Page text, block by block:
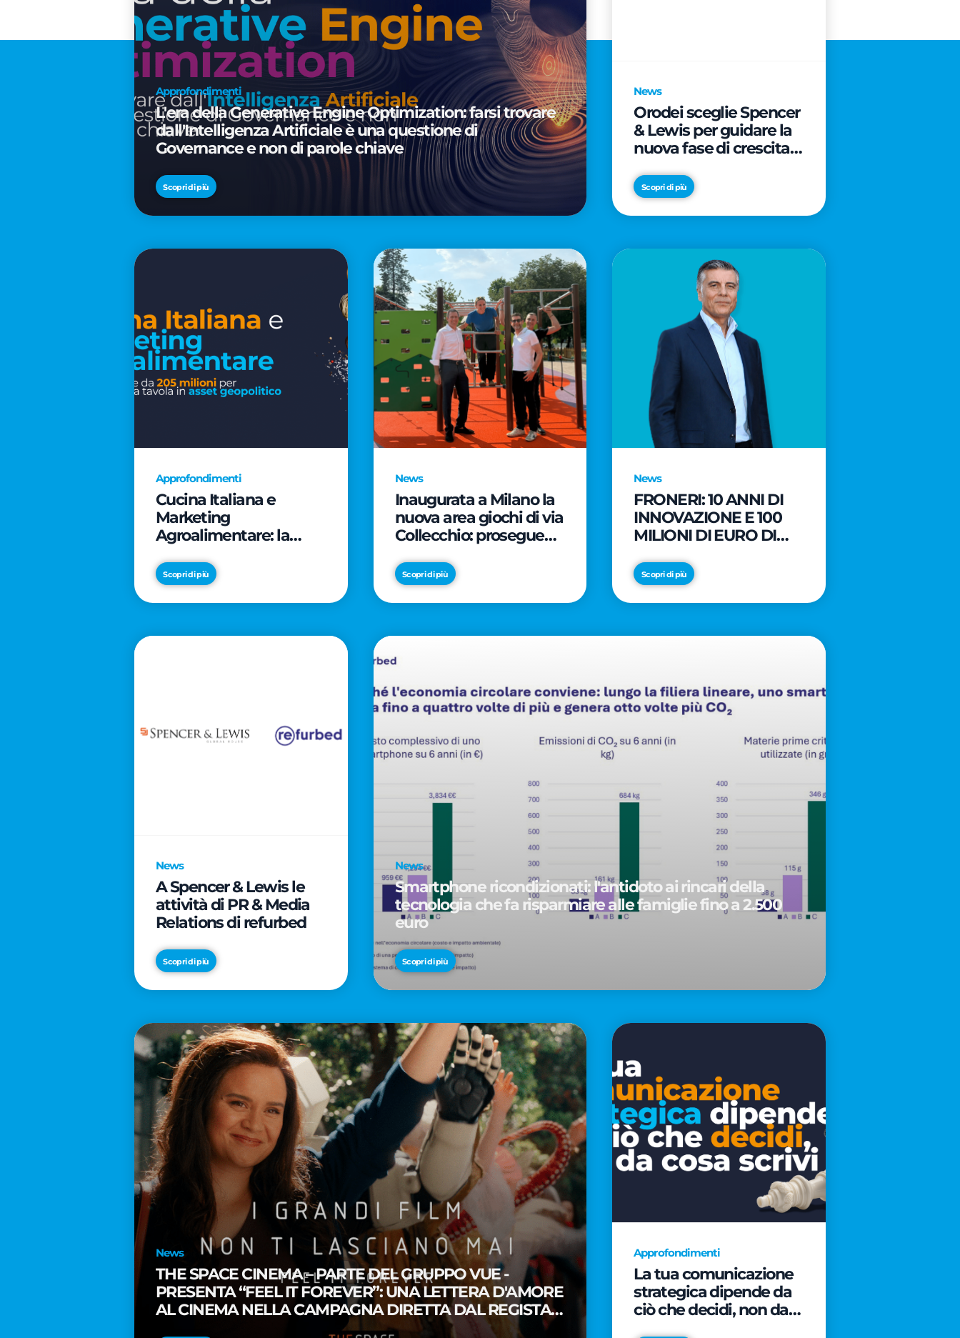
Approfondimenti
L'era della Generative Engine Optimization: farsi trovare
dall'Intelligenza Artificiale è una questione di
Governance e non di parole chiave
Scopri di più
News
Orodei sceglie Spencer
& Lewis per guidare la
nuova fase di crescita e
brand
Scopri di più
Approfondimenti
Cucina Italiana e
Marketing
Agroalimentare: la
milioni per trasformare
la tavola in asset
geopolitico
Scopri di più
News
Inaugurata a Milano la
nuova area giochi di via
Collecchio: prosegue
SmartCityLife per gli
spazi pubblici del
Municipio 8
Scopri di più
News
FRONERI: 10 ANNI DI
INNOVAZIONE E 100
MILIONI DI EURO DI
PER LO SVILUPPO DEL
MERCATO ITALIANO
DEL GELATO
Scopri di più
News
A Spencer & Lewis le
attività di PR & Media
Relations di refurbed
Scopri di più
News
Smartphone ricondizionati: l'antidoto ai rincari della
tecnologia che fa risparmiare alle famiglie fino a 2.500
euro
Scopri di più
News
THE SPACE CINEMA – PARTE DEL GRUPPO VUE -
PRESENTA “FEEL IT FOREVER”: UNA LETTERA D'AMORE
AL CINEMA NELLA CAMPAGNA DIRETTA DAL REGISTA
PREMIO OSCAR® TAIKA WAITITI
Approfondimenti
La tua comunicazione
strategica dipende da
ciò che decidi, non da